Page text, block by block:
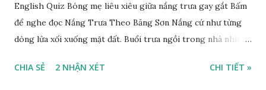
English Quiz Bóng mẹ liêu xiêu giữa nắng trưa gay gắt Bấm
để nghe đọc Nắng Trưa Theo Băng Sơn Nắng cứ như từng
dòng lửa xối xuống mặt đất. Buổi trưa ngồi trong nhà nhìn
CHIA SẺ 2 NHẬN XÉT CHI TIẾT »